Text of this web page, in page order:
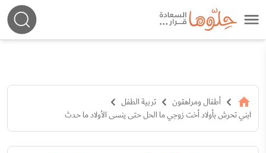
أطفال ومراهقون
تربية الطفل
ابني تحرش بأولاد أخت زوجي ما الحل حتى ينسى الأولاد ما حدث